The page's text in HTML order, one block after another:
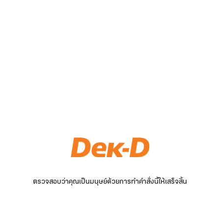
ตรวจสอบว่าคุณเป็นมนุษย์ด้วยการทำคำสั่งนี้ให้เสร็จสิ้น